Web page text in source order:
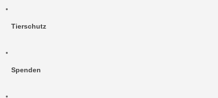
Tierschutz
Spenden